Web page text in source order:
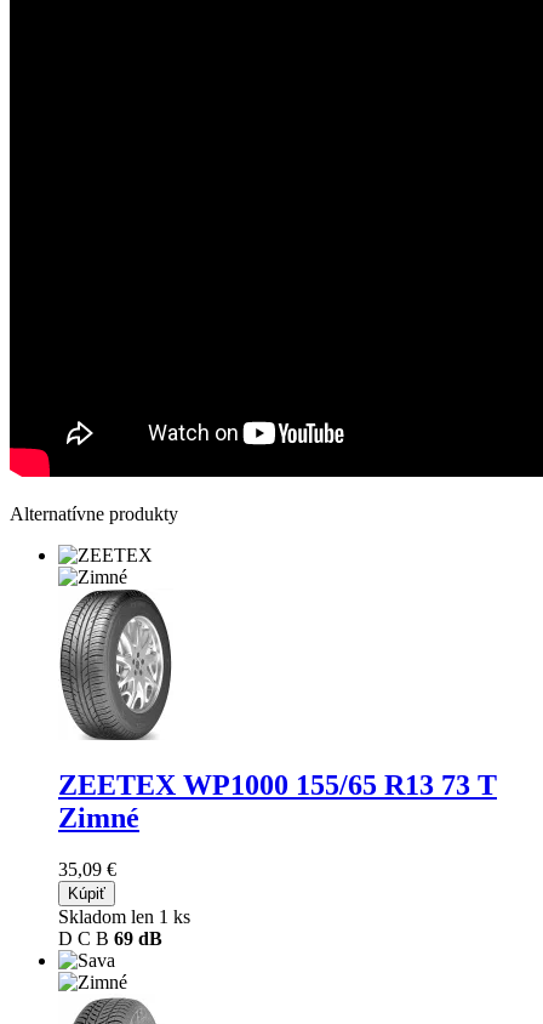
Alternatívne produkty
ZEETEX WP1000 155/65 R13 73 T
Zimné
35,09 €
Kúpiť
Skladom len 1 ks
D C B 69 dB